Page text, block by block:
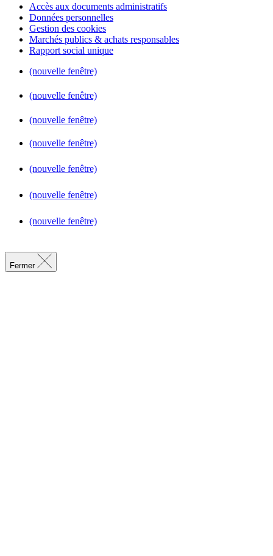
Accès aux documents administratifs
Données personnelles
Gestion des cookies
Marchés publics & achats responsables
Rapport social unique
(nouvelle fenêtre)
(nouvelle fenêtre)
(nouvelle fenêtre)
(nouvelle fenêtre)
(nouvelle fenêtre)
(nouvelle fenêtre)
(nouvelle fenêtre)
Fermer